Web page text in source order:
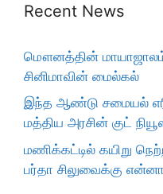
Recent News
மௌனத்தின் மாயாஜாலம்:
சினிமாவின் மைல்கல்
இந்த ஆண்டு சமையல்
மத்திய அரசின் குட்
மணிக்கட்டில் கயிறு
பர்தா சிலுவைக்கு